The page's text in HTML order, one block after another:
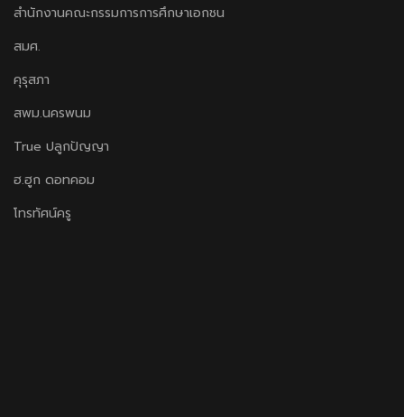
สำนักงานคณะกรรมการการศึกษาเอกชน
สมศ.
คุรุสภา
สพม.นครพนม
True ปลูกปัญญา
ฮ.ฮูก ดอทคอม
โทรทัศน์ครู